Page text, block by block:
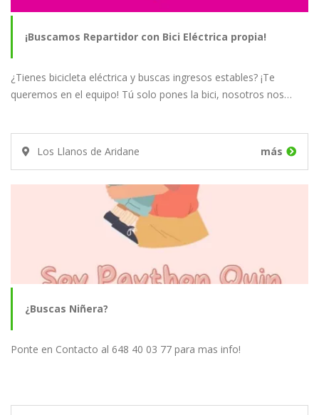
¡Buscamos Repartidor con Bici Eléctrica propia!
¿Tienes bicicleta eléctrica y buscas ingresos estables? ¡Te
queremos en el equipo! Tú solo pones la bici, nosotros nos…
Los Llanos de Aridane más
¿Buscas Niñera?
Ponte en Contacto al 648 40 03 77 para mas info!